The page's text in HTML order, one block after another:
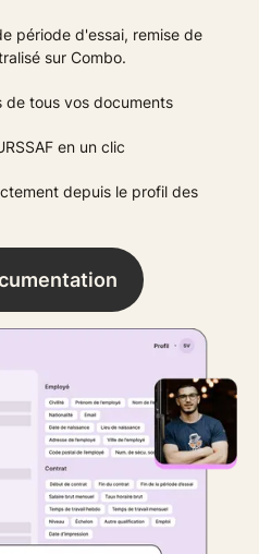
période d'essai, remise de
sur Combo.
de tous vos documents
en un clic
depuis le profil des